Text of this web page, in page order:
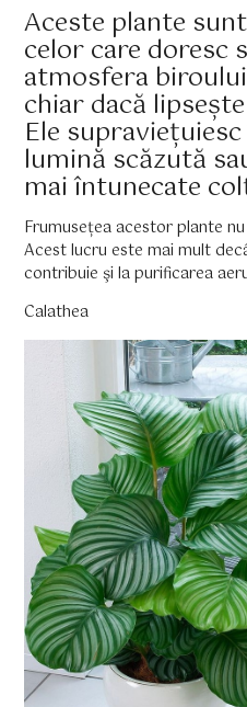
Aceste plante
celor care doresc
atmosfera
chiar dacă
Ele
lumină scăzută
mai întunecate
Frumusețea acestor plante
Acest lucru este mai mult
contribuie şi la purificarea
Calathea